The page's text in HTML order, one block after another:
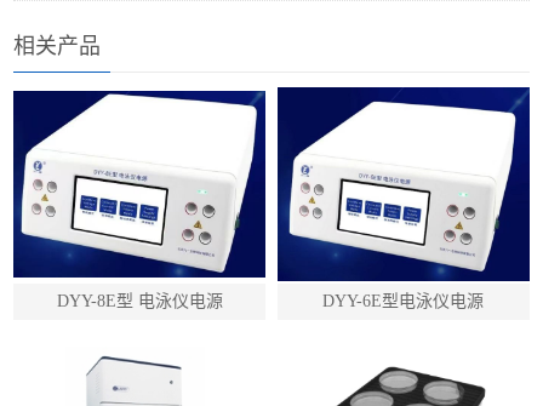
相关产品
DYY-8E型 电泳仪电源 DYY-6E型电泳仪电源